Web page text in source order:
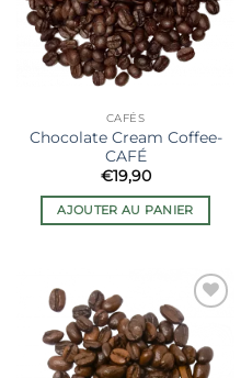
CAFÉS
Chocolate Cream Coffee-
CAFÉ
€19,90
AJOUTER AU PANIER
Ajouter
à la liste
de
souhaits